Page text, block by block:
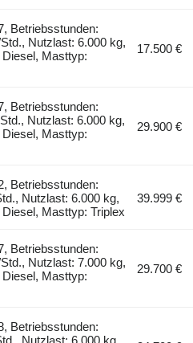
Betriebsstunden:
Nutzlast: 6.000 kg,
Masttyp:
17.500 €
Betriebsstunden:
Nutzlast: 6.000 kg,
Masttyp:
29.900 €
Betriebsstunden:
Nutzlast: 6.000 kg,
Masttyp: Triplex
39.999 €
Betriebsstunden:
Nutzlast: 7.000 kg,
Masttyp:
29.700 €
Betriebsstunden: